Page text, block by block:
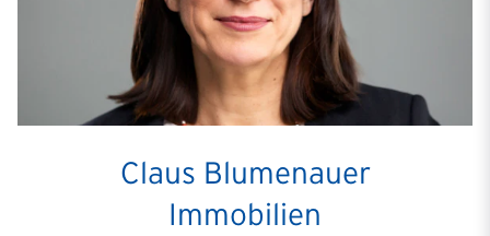
Claus Blumenauer
Immobilien